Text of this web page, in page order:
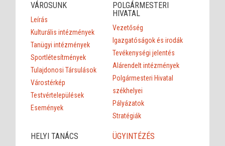
VÁROSUNK
Leírás
Kulturális intézmények
Tanügyi intézmények
Sportlétesítmények
Tulajdonosi Társulások
Várostérkép
Testvértelepülések
Események
POLGÁRMESTERI
HIVATAL
Vezetőség
Igazgatóságok és irodák
Tevékenységi jelentés
Alárendelt intézmények
Polgármesteri Hivatal
székhelyei
Pályázatok
Stratégiák
HELYI TANÁCS ÜGYINTÉZÉS